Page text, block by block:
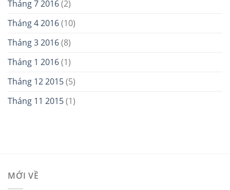
Tháng 7 2016(2)
Tháng 4 2016(10)
Tháng 3 2016(8)
Tháng 1 2016(1)
Tháng 12 2015(5)
Tháng 11 2015(1)
MỚI VỀ